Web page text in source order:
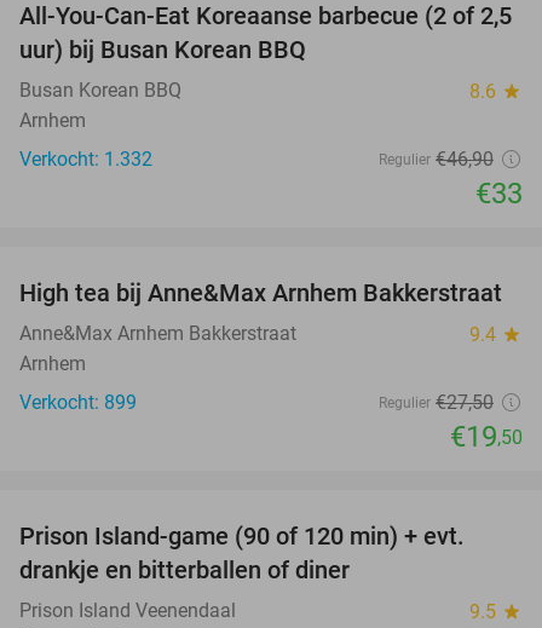
30%
All-You-Can-Eat Koreaanse barbecue (2 of 2,5
uur) bij Busan Korean BBQ
Busan Korean BBQ 8.6 star
Arnhem
Verkocht: 1.332
Regulier €46,90
€33
29%
High tea bij Anne&Max Arnhem Bakkerstraat
Anne&Max Arnhem Bakkerstraat 9.4 star
Arnhem
Verkocht: 899
Regulier €27,50
€19,50
Prison Island-game (90 of 120 min) + evt.
drankje en bitterballen of diner
Prison Island Veenendaal 9.5 star